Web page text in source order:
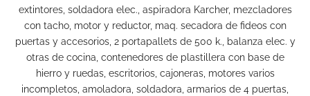
extintores, soldadora elec., aspiradora Karcher, mezcladores
con tacho, motor y reductor, maq. secadora de fideos con
puertas y accesorios, 2 portapallets de 500 k., balanza elec. y
otras de cocina, contenedores de plastillera con base de
hierro y ruedas, escritorios, cajoneras, motores varios
incompletos, amoladora, soldadora, armarios de 4 puertas,